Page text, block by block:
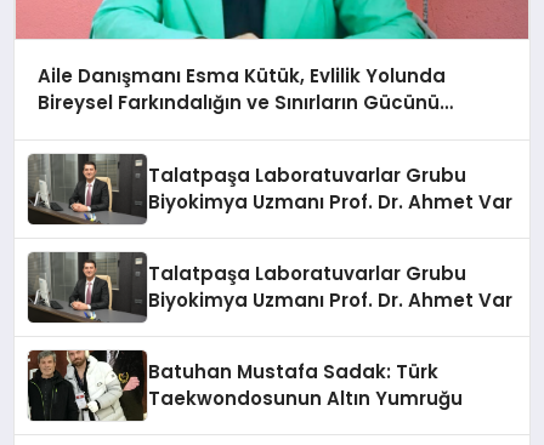
Aile Danışmanı Esma Kütük, Evlilik Yolunda
Bireysel Farkındalığın ve Sınırların Gücünü
Talatpaşa Laboratuvarlar Grubu
Biyokimya Uzmanı Prof. Dr. Ahmet Var
Talatpaşa Laboratuvarlar Grubu
Biyokimya Uzmanı Prof. Dr. Ahmet Var
Batuhan Mustafa Sadak: Türk
Taekwondosunun Altın Yumruğu